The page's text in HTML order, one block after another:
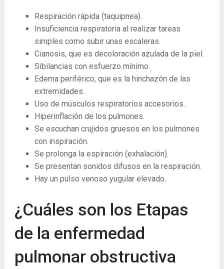
Respiración rápida (taquipnea).
Insuficiencia respiratoria al realizar tareas
simples como subir unas escaleras.
Cianosis, que es decoloración azulada de la piel.
Sibilancias con esfuerzo mínimo.
Edema periférico, que es la hinchazón de las
extremidades.
Uso de músculos respiratorios accesorios.
Hiperinflación de los pulmones.
Se escuchan crujidos gruesos en los pulmones
con inspiración.
Se prolonga la espiración (exhalación).
Se presentan sonidos difusos en la respiración.
Hay un pulso venoso yugular elevado.
¿Cuáles son los Etapas
de la enfermedad
pulmonar obstructiva